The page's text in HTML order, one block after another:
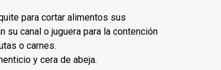
para cortar alimentos sus
canal o juguera para la contención
o carnes.
y cera de abeja.